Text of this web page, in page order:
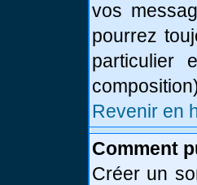
vos
pourrez
particulier
Revenir en
Comment
Créer un